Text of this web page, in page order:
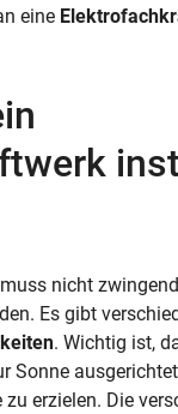
eine
muss nicht
Es gibt
. Wichtig ist,
Sonne
erzielen. Die